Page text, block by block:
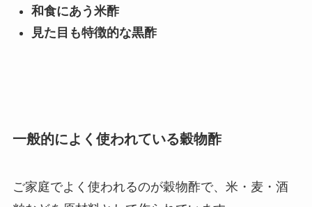
和食にあう米酢
見た目も特徴的な黒酢
一般的によく使われている穀物酢
ご家庭でよく使われるのが穀物酢で、米・麦・酒